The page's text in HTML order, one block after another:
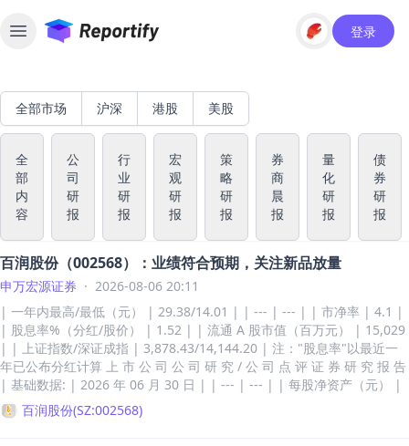
登录
全部市场 沪深 港股 美股
全
部
内
容
公
司
研
报
行
业
研
报
宏
观
研
报
策
略
研
报
券
商
晨
报
量
化
研
报
债
券
研
报
百润股份（002568）：业绩符合预期，关注新品放量
申万宏源证券 · 2026-08-06 20:11
| 一年内最高/最低（元） | 29.38/14.01 | | --- | --- | | 市净率 | 4.1 |
| 股息率%（分红/股价） | 1.52 | | 流通 A 股市值（百万元） | 15,029
| | 上证指数/深证成指 | 3,878.43/14,144.20 | 注："股息率"以最近一
年已公布分红计算 上 市 公 司 公 司 研 究 / 公 司 点 评 证 券 研 究 报 告
| 基础数据: | 2026 年 06 月 30 日 | | --- | --- | | 每股净资产（元） |
4.79 | | 资产负债率% | 41.40 | | 总股本/流通 A 股（百万） | 1,042/7
62 | | 流通 B 股/H 股（百万） | -/- | 一年内股价与大盘对比走势： -6
百润股份(SZ:002568)